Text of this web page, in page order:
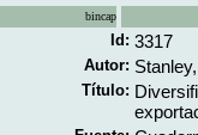
bincap
Id: 3317
Autor:
Título: